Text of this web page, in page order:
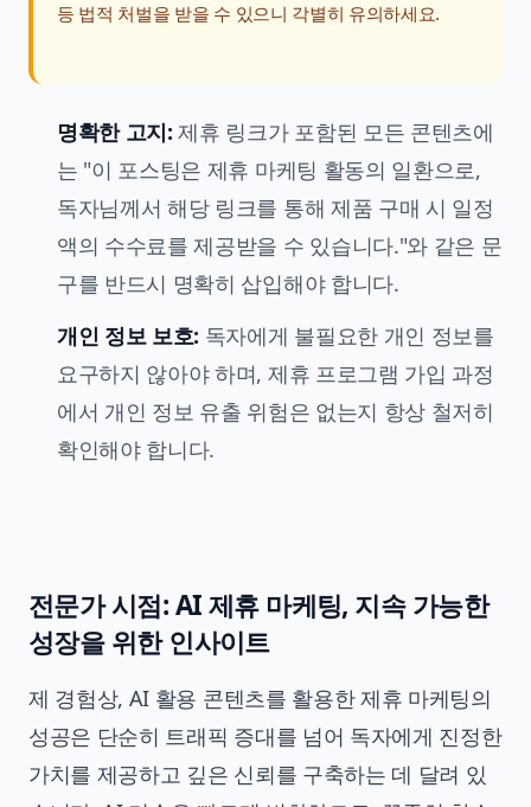
등 법적 처벌을 받을 수 있으니 각별히 유의하세요.
명확한 고지: 제휴 링크가 포함된 모든 콘텐츠에
는 "이 포스팅은 제휴 마케팅 활동의 일환으로,
독자님께서 해당 링크를 통해 제품 구매 시 일정
액의 수수료를 제공받을 수 있습니다."와 같은 문
구를 반드시 명확히 삽입해야 합니다.
개인 정보 보호: 독자에게 불필요한 개인 정보를
요구하지 않아야 하며, 제휴 프로그램 가입 과정
에서 개인 정보 유출 위험은 없는지 항상 철저히
확인해야 합니다.
전문가 시점: AI 제휴 마케팅, 지속 가능한
성장을 위한 인사이트
제 경험상, AI 활용 콘텐츠를 활용한 제휴 마케팅의
성공은 단순히 트래픽 증대를 넘어 독자에게 진정한
가치를 제공하고 깊은 신뢰를 구축하는 데 달려 있